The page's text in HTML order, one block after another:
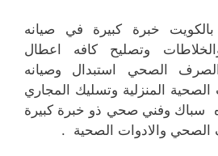
خبرة كبيرة في صيانه
وتصليح كافه اعطال
الصحي استبدال وصيانه
المنزلية وتسليك المجاري
سباك وفني صحي ذو خبرة كبيرة
والادوات الصحية .